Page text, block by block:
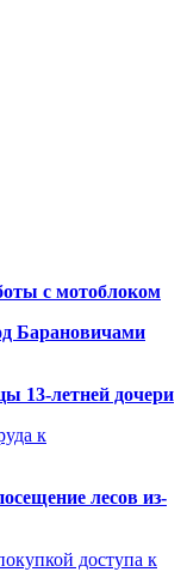
с мотоблоком
Барановичами
13-летней дочери
к
лесов из-
доступа к